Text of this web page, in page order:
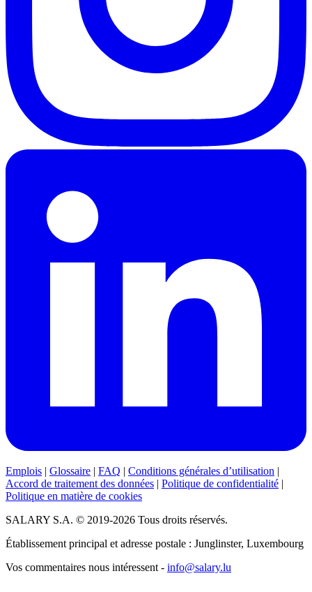
Emplois | Glossaire | FAQ | Conditions générales d’utilisation |
Accord de traitement des données | Politique de confidentialité |
Politique en matière de cookies
SALARY S.A. © 2019-2026 Tous droits réservés.
Établissement principal et adresse postale : Junglinster, Luxembourg
Vos commentaires nous intéressent - info@salary.lu